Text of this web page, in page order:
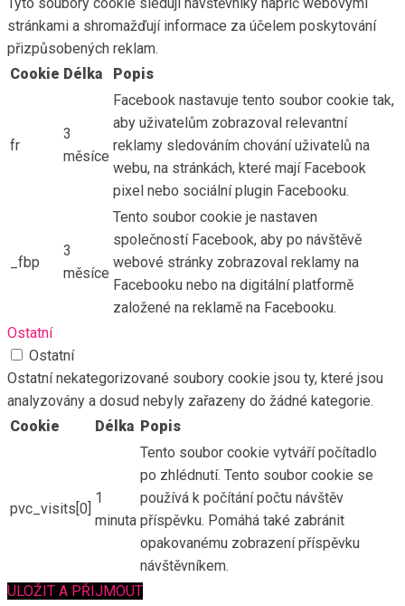
stránkami a shromažďují informace za účelem poskytování
přizpůsobených reklam.
Cookie Délka Popis
fr
3
měsíce
Facebook nastavuje tento soubor cookie tak,
aby uživatelům zobrazoval relevantní
reklamy sledováním chování uživatelů na
webu, na stránkách, které mají Facebook
pixel nebo sociální plugin Facebooku.
_fbp
3
měsíce
Tento soubor cookie je nastaven
společností Facebook, aby po návštěvě
webové stránky zobrazoval reklamy na
Facebooku nebo na digitální platformě
založené na reklamě na Facebooku.
Ostatní
Ostatní
Ostatní nekategorizované soubory cookie jsou ty, které jsou
analyzovány a dosud nebyly zařazeny do žádné kategorie.
Cookie
Délka Popis
pvc_visits[0]
1
minuta
Tento soubor cookie vytváří počítadlo
po zhlédnutí. Tento soubor cookie se
používá k počítání počtu návštěv
příspěvku. Pomáhá také zabránit
opakovanému zobrazení příspěvku
návštěvníkem.
ULOŽIT A PŘIJMOUT